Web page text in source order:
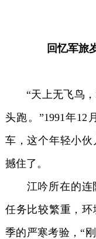
回忆军旅
“天上无飞鸟，
头跑。”1991年12
车，这个年轻小
撼住了。
江吟所在的连队
任务比较繁重，
季的严寒考验，“